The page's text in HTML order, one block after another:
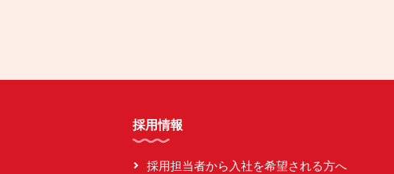
採用情報
採用担当者から入社を希望される方へ